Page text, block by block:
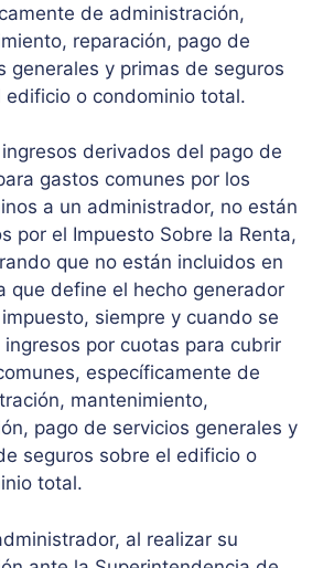
de administración,
reparación, pago de
generales y primas de seguros
edificio o condominio total.
derivados del pago de
gastos comunes por los
a un administrador, no están
por el Impuesto Sobre la Renta,
que no están incluidos en
que define el hecho generador
siempre y cuando se
por cuotas para cubrir
específicamente de
mantenimiento,
pago de servicios generales y
seguros sobre el edificio o
total.
al realizar su